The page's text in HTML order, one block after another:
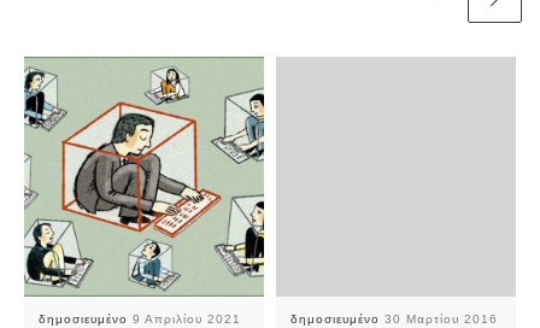
δημοσιευμένο 9 Απριλίου 2021 δημοσιευμένο 30 Μαρτίου 2016